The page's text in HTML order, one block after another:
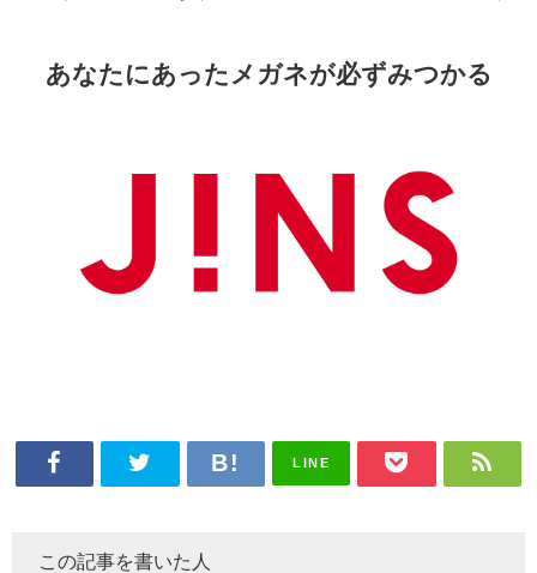
あなたにあったメガネが必ずみつかる
LINE
この記事を書いた人